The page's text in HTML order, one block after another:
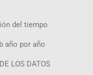
del tiempo
por año
LOS DATOS